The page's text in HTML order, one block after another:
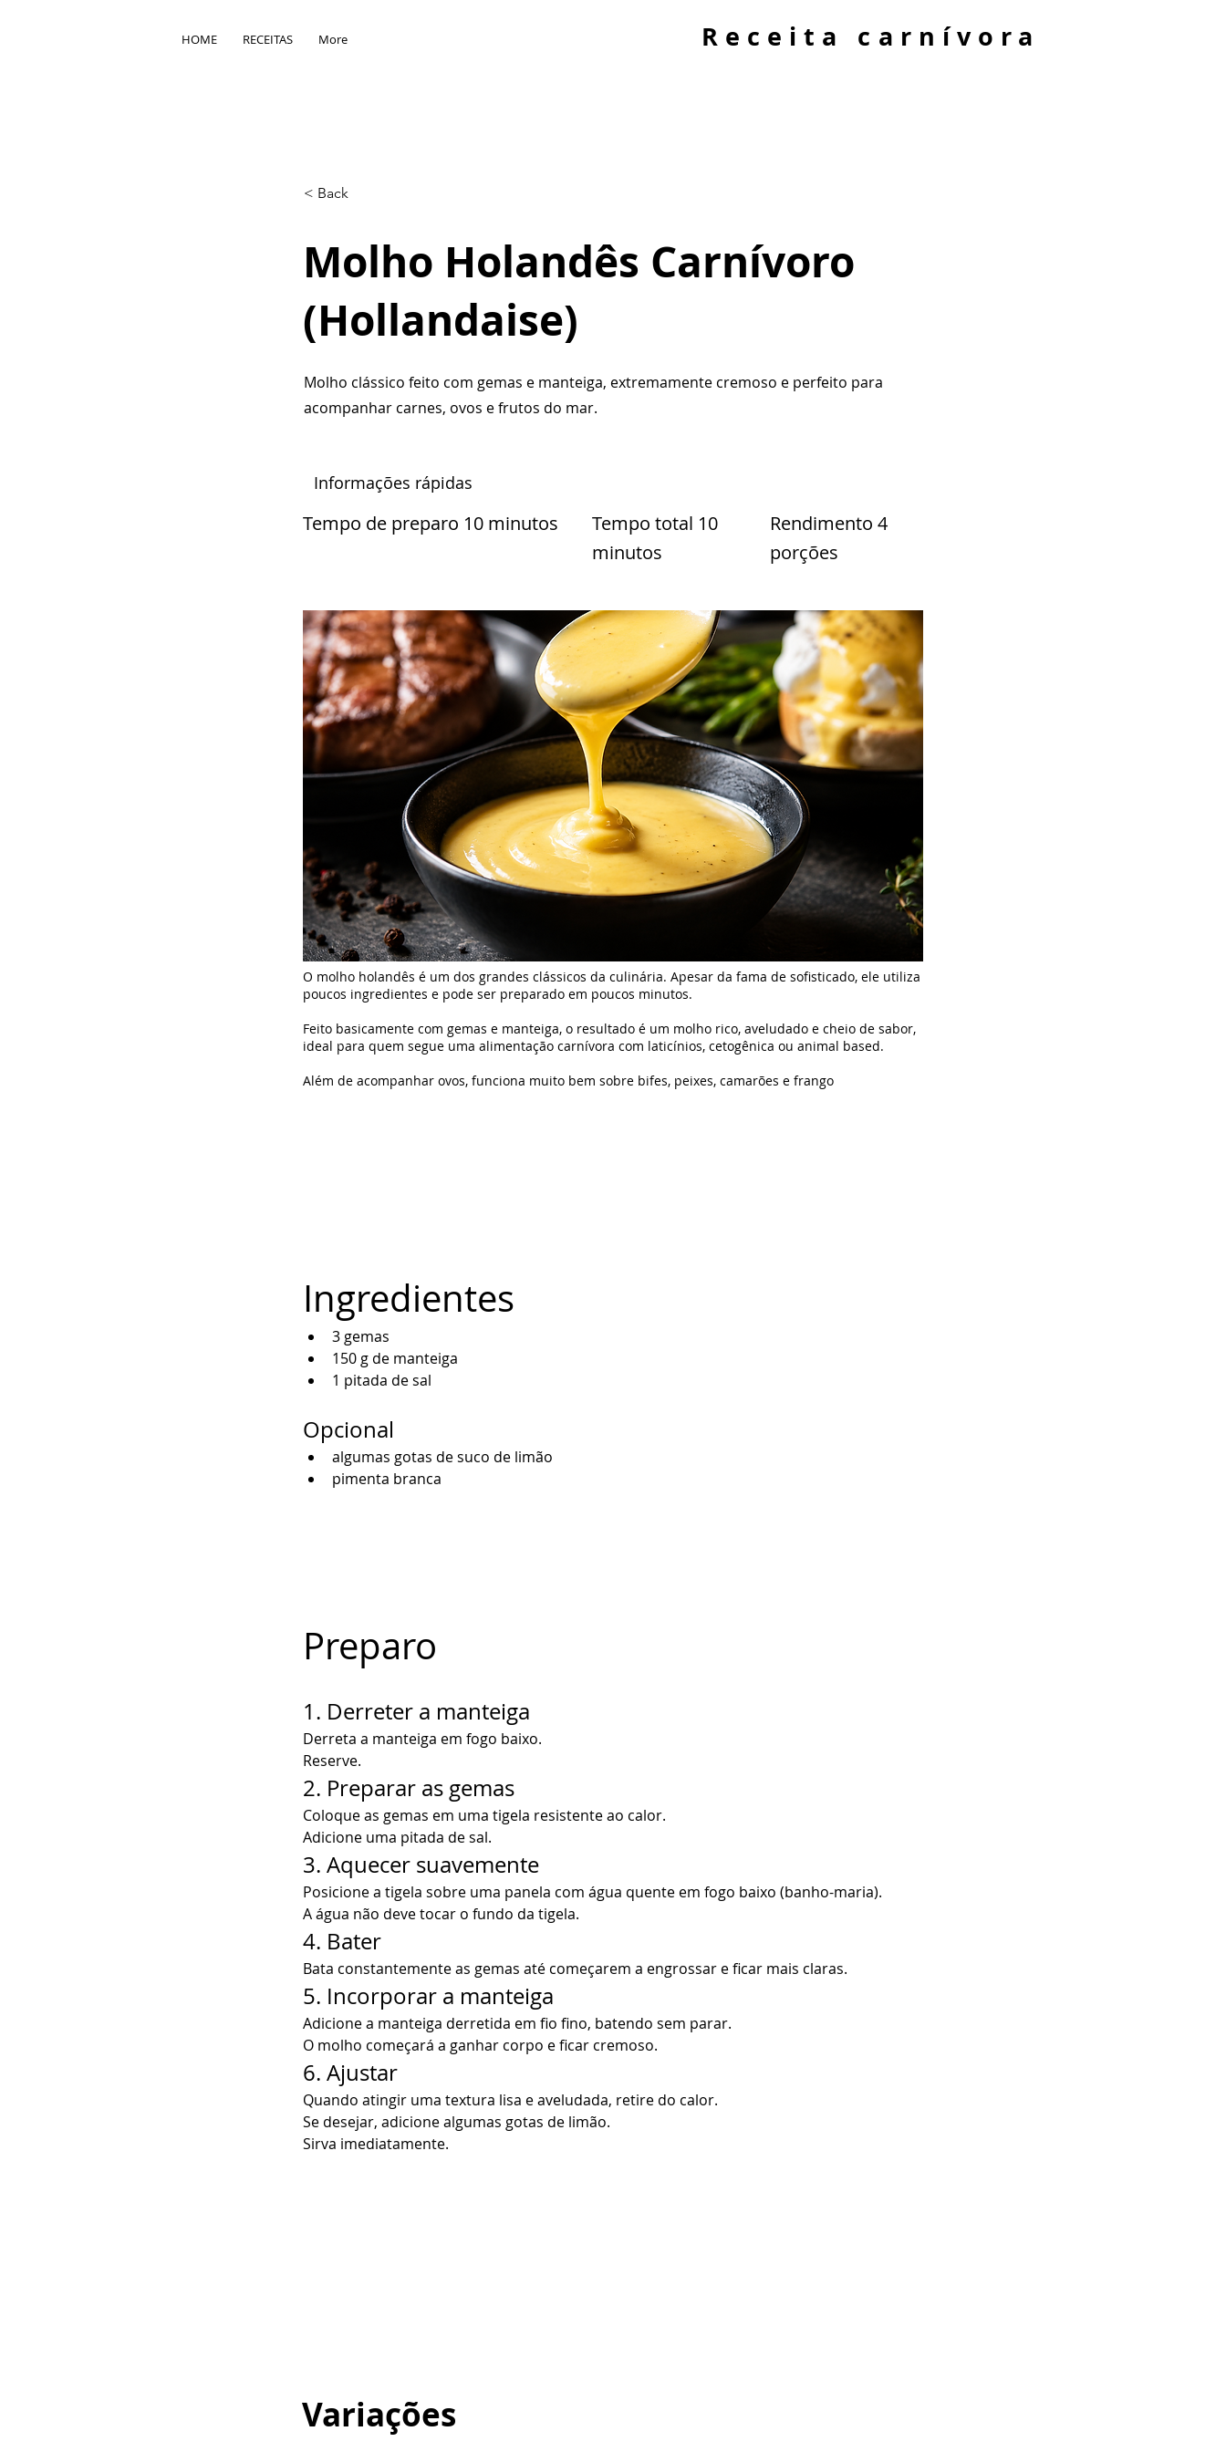
HOME RECEITAS More Receita carnívora
< Back
Molho Holandês Carnívoro
(Hollandaise)
Molho clássico feito com gemas e manteiga, extremamente cremoso e perfeito para
acompanhar carnes, ovos e frutos do mar.
Informações rápidas
Tempo de preparo 10 minutos
Tempo total 10
minutos
Rendimento 4
porções
O molho holandês é um dos grandes clássicos da culinária. Apesar da fama de sofisticado, ele utiliza
poucos ingredientes e pode ser preparado em poucos minutos.
Feito basicamente com gemas e manteiga, o resultado é um molho rico, aveludado e cheio de sabor,
ideal para quem segue uma alimentação carnívora com laticínios, cetogênica ou animal based.
Além de acompanhar ovos, funciona muito bem sobre bifes, peixes, camarões e frango
Ingredientes
3 gemas
150 g de manteiga
1 pitada de sal
Opcional
algumas gotas de suco de limão
pimenta branca
Preparo
1. Derreter a manteiga
Derreta a manteiga em fogo baixo.
Reserve.
2. Preparar as gemas
Coloque as gemas em uma tigela resistente ao calor.
Adicione uma pitada de sal.
3. Aquecer suavemente
Posicione a tigela sobre uma panela com água quente em fogo baixo (banho-maria).
A água não deve tocar o fundo da tigela.
4. Bater
Bata constantemente as gemas até começarem a engrossar e ficar mais claras.
5. Incorporar a manteiga
Adicione a manteiga derretida em fio fino, batendo sem parar.
O molho começará a ganhar corpo e ficar cremoso.
6. Ajustar
Quando atingir uma textura lisa e aveludada, retire do calor.
Se desejar, adicione algumas gotas de limão.
Sirva imediatamente.
Variações